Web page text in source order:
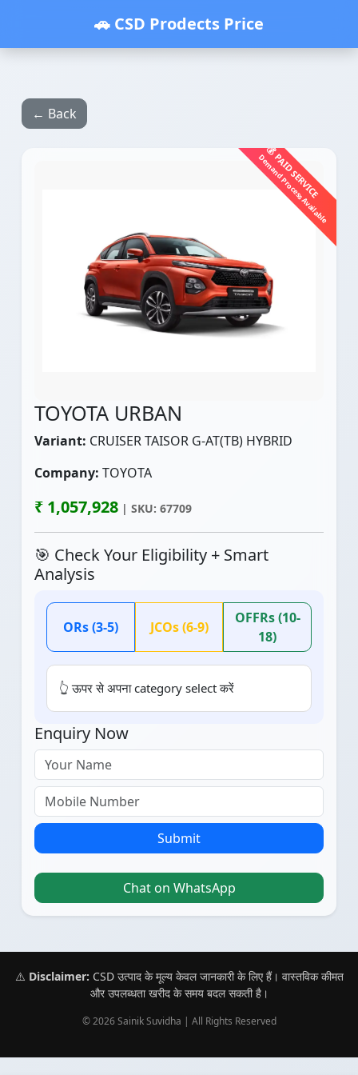
🚗 CSD Prodects Price
← Back
💰 PAID SERVICE
Demand Process Available
TOYOTA URBAN
Variant: CRUISER TAISOR G-AT(TB) HYBRID
Company: TOYOTA
₹ 1,057,928 | SKU: 67709
🎯 Check Your Eligibility + Smart
Analysis
ORs (3-5) JCOs (6-9)
OFFRs (10-
18)
👆 ऊपर से अपना category select करें
Enquiry Now
Submit
Chat on WhatsApp
⚠️ Disclaimer: CSD उत्पाद के मूल्य केवल जानकारी के लिए हैं। वास्तविक कीमत
और उपलब्धता खरीद के समय बदल सकती है।
© 2026 Sainik Suvidha | All Rights Reserved